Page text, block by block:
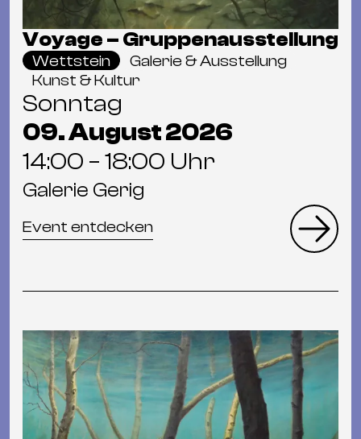
Voyage – Gruppenausstellung
Wettstein
Galerie & Ausstellung
Kunst & Kultur
Sonntag
09. August 2026
14:00 – 18:00 Uhr
Galerie Gerig
Event entdecken